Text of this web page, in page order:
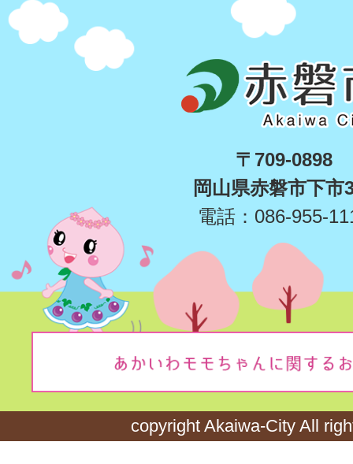
〒709-0898
岡山県赤磐市下市
電話：086-955-
copyright Akaiwa-City All